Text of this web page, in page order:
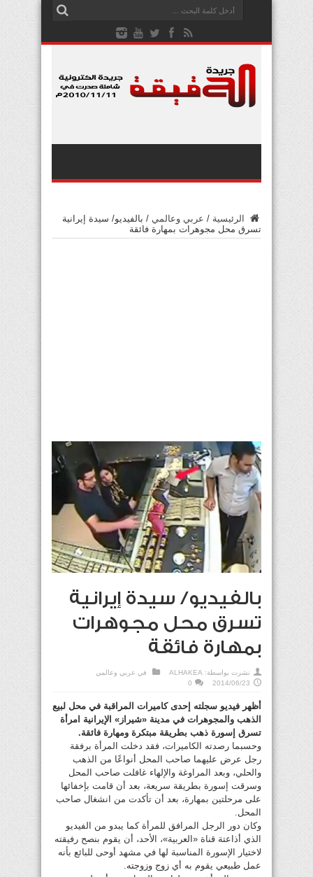
الرئيسية / عربي وعالمي / بالفيديو/ سيدة إيرانية
تسرق محل مجوهرات بمهارة فائقة
بالفيديو/ سيدة إيرانية
تسرق محل مجوهرات
بمهارة فائقة
نشرت بواسطة: ALHAKEA في عربي وعالمي
2014/06/23
0
أظهر فيديو سجلته إحدى كاميرات المراقبة في محل لبيع
الذهب والمجوهرات في مدينة «شيراز» الإيرانية امرأة
تسرق إسورة ذهب بطريقة مبتكرة ومهارة فائقة.
وحسبما رصدته الكاميرات، فقد دخلت المرأة برفقة
رجل عرض عليهما صاحب المحل أنواعًا من الذهب
والحلي، وبعد المراوغة والإلهاء غافلت صاحب المحل
وسرقت إسورة بطريقة سريعة، بعد أن قامت بإخفائها
على مرحلتين بمهارة، بعد أن تأكدت من انشغال صاحب
المحل.
وكان دور الرجل المرافق للمرأة كما يبدو من الفيديو
الذي أذاعتة قناة «العربية»، الأحد، أن يقوم بنصح رفيقته
لاختيار الإسورة المناسبة لها في مشهد أوحى للبائع بأنه
عمل طبيعي يقوم به أي زوج وزوجته.